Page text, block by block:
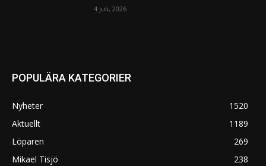
4 juli, 2026
POPULÄRA KATEGORIER
Nyheter
1520
Aktuellt
1189
Löparen
269
Mikael Tisjö
238